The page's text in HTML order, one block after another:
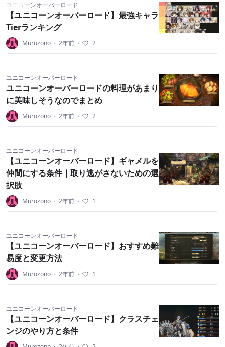
ユニコーンオーバーロード
【ユニコーンオーバーロード】最強キャラ
Tierランキング
Murozono ・ 2年前 ・ 2
ユニコーンオーバーロード
ユニコーンオーバーロードの料理があまり
に美味しそうなのでまとめ
Murozono ・ 2年前 ・ 2
ユニコーンオーバーロード
【ユニコーンオーバーロード】ギャメルを
仲間にする条件｜取り逃がさないための選
択肢
Murozono ・ 2年前 ・ 1
ユニコーンオーバーロード
【ユニコーンオーバーロード】おすすめ難
易度と変更方法
Murozono ・ 2年前 ・ 1
ユニコーンオーバーロード
【ユニコーンオーバーロード】クラスチェ
ンジのやり方と条件